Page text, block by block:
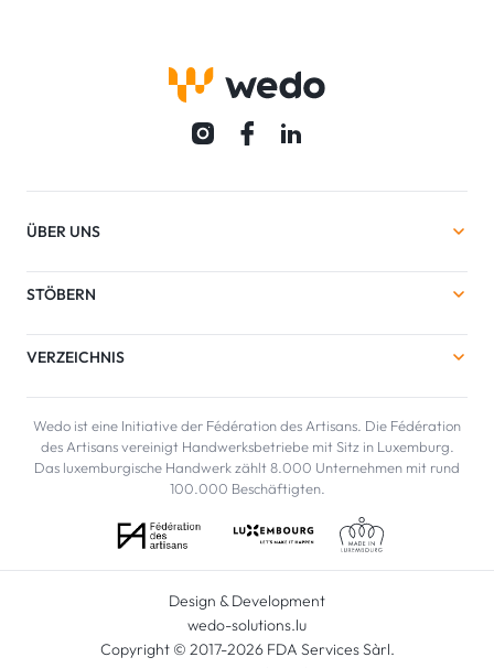
ÜBER UNS
STÖBERN
VERZEICHNIS
Wedo ist eine Initiative der Fédération des Artisans. Die Fédération
des Artisans vereinigt Handwerksbetriebe mit Sitz in Luxemburg.
Das luxemburgische Handwerk zählt 8.000 Unternehmen mit rund
100.000 Beschäftigten.
Design & Development
wedo-solutions.lu
Copyright © 2017-2026 FDA Services Sàrl.